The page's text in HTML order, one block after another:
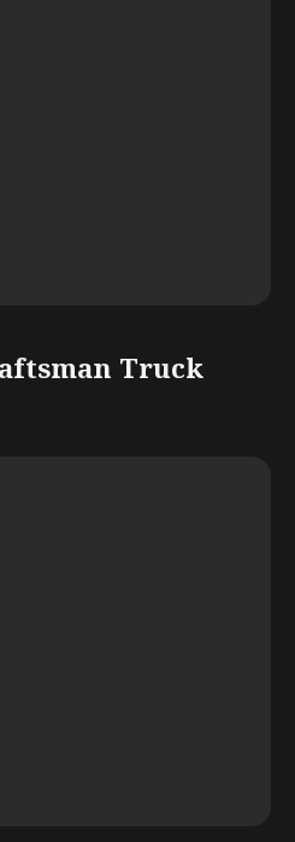
Truck